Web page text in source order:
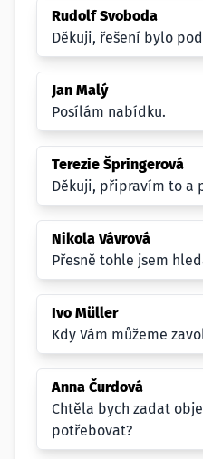
Rudolf Svoboda
Děkuji, řešení bylo
Jan Malý
Posílám nabídku.
Terezie Špringerová
Děkuji, připravím to a
Nikola Vávrová
Přesně tohle jsem
Ivo Müller
Kdy Vám můžeme
Anna Čurdová
Chtěla bych zadat
potřebovat?